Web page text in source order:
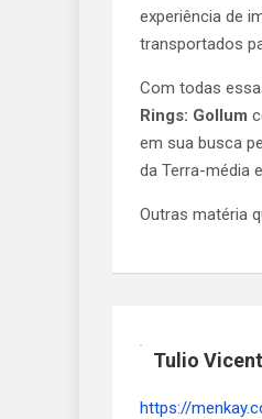
experiência de
transportados
Com todas
Rings: Gollum
em sua busca
da Terra-média
Outras matéria
Tulio
https://